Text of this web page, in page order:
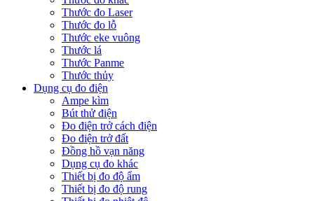
Thước đo Laser
Thước đo lỗ
Thước eke vuông
Thước lá
Thước Panme
Thước thủy
Dụng cụ đo điện
Ampe kìm
Bút thử điện
Đo điện trở cách điện
Đo điện trở đất
Đồng hồ vạn năng
Dụng cụ đo khác
Thiết bị đo độ ẩm
Thiết bị đo độ rung